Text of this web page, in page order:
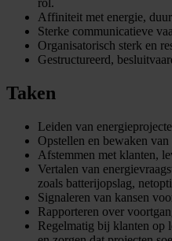
rol.
Affiniteit met energie,
Sterke communicatieve
Organisatorisch sterk en
Gestructureerd,
Taken
Leiden van
Opstellen en bewaken
Afstemmen met klanten,
Vertalen van
zoals batterijopslag,
Signaleren van kansen
Rapporteren over
Regelmatig bij klanten op